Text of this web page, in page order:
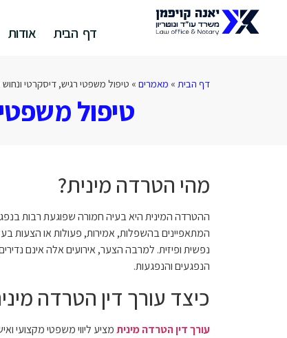
דף הבית אודות
דף הבית » מאמרים » טיפול משפטי רגיש, דיסקרטי
טיפול
מהי הטרדה מינית?
ההטרדה המינית היא בעיה חמורה שפוגעת רבות
המתאפיינים בהשפלות, אמירות, פעולות או הצעות
נפשית ופיזית. למרבה הצער, אירועים אלה אינם
הנפגעים והנפגעות.
כיצד עורך דין הטרדה
עורך דין הטרדה מיניתמציע ליווי משפטי מקצועי